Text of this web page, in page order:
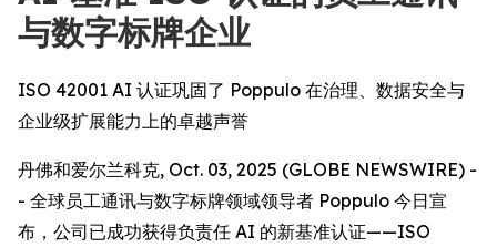
与数字标牌企业
ISO 42001 AI 认证巩固了 Poppulo 在治理、数据安全与
企业级扩展能力上的卓越声誉
丹佛和爱尔兰科克, Oct. 03, 2025 (GLOBE NEWSWIRE) -
- 全球员工通讯与数字标牌领域领导者 Poppulo 今日宣
布，公司已成功获得负责任 AI 的新基准认证——ISO